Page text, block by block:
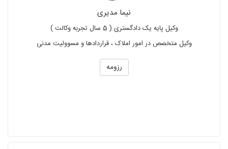
نیما مدیری
وکیل پایه یک دادگستری ( 5 سال تجربه وکالت )
وکیل متخصص در امور املاک ، قراردادها و مسوولیت مدنی
رزومه